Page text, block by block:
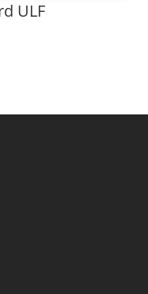
ULF